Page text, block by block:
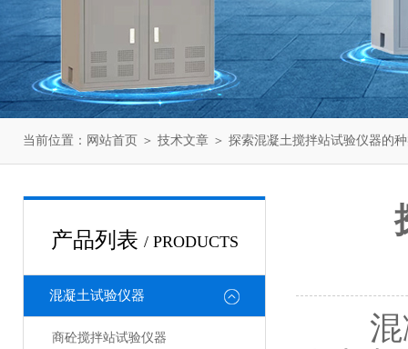
当前位置： 网站首页 ＞ 技术文章 ＞ 探索混凝土搅拌站试验仪器的
产品列表 / PRODUCTS
混凝土试验仪器
商砼搅拌站试验仪器
混凝